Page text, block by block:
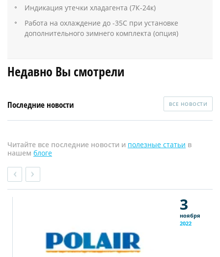
Индикация утечки хладагента (7К-24к)
Работа на охлаждение до -35С при установке
дополнительного зимнего комплекта (опция)
Недавно Вы смотрели
Последние новости ВСЕ НОВОСТИ
Читайте все последние новости и полезные статьи в
нашем блоге
3
ноября
2022